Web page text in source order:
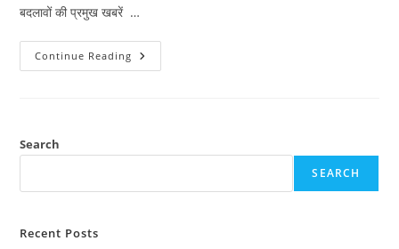
बदलावों की प्रमुख खबरें …
Continue Reading मेरा
भारत
की
Search
SEARCH
Recent Posts